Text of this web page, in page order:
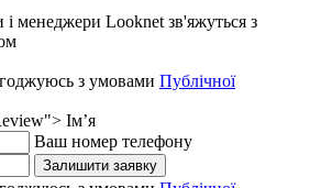
менеджери Looknet зв'яжуться з
з умовами Публічної
Ім’я
Ваш номер телефону
Залишити заявку